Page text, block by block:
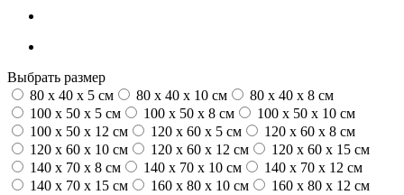
Выбрать размер
80 x 40 x 5 см
80 x 40 x 10 см
80 x 40 x 8 см
100 x 50 x 5 см
100 х 50 х 8 см
100 x 50 x 10 см
100 x 50 x 12 см
120 x 60 x 5 см
120 x 60 x 8 см
120 x 60 x 10 см
120 x 60 x 12 см
120 x 60 x 15 см
140 x 70 x 8 см
140 x 70 x 10 см
140 x 70 x 12 см
140 x 70 x 15 см
160 x 80 x 10 см
160 x 80 x 12 см